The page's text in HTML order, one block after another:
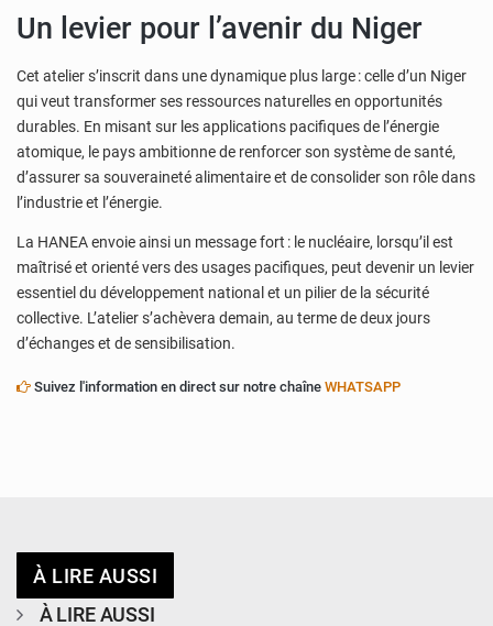
Un levier pour l’avenir du Niger
Cet atelier s’inscrit dans une dynamique plus large : celle d’un Niger
qui veut transformer ses ressources naturelles en opportunités
durables. En misant sur les applications pacifiques de l’énergie
atomique, le pays ambitionne de renforcer son système de santé,
d’assurer sa souveraineté alimentaire et de consolider son rôle dans
l’industrie et l’énergie.
La HANEA envoie ainsi un message fort : le nucléaire, lorsqu’il est
maîtrisé et orienté vers des usages pacifiques, peut devenir un levier
essentiel du développement national et un pilier de la sécurité
collective. L’atelier s’achèvera demain, au terme de deux jours
d’échanges et de sensibilisation.
Suivez l'information en direct sur notre chaîne WHATSAPP
À LIRE AUSSI
À LIRE AUSSI